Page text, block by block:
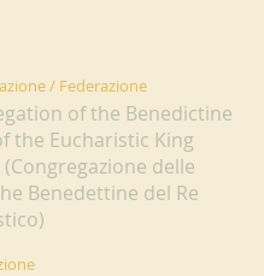
/ Federazione
of the Benedictine
the Eucharistic King
(Congregazione delle
Benedettine del Re